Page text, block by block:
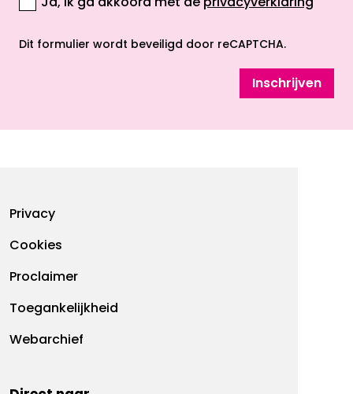
Ja, ik ga akkoord met de privacyverklaring
Dit formulier wordt beveiligd door reCAPTCHA.
Inschrijven
Footermenu
Privacy
Cookies
Proclaimer
Toegankelijkheid
Webarchief